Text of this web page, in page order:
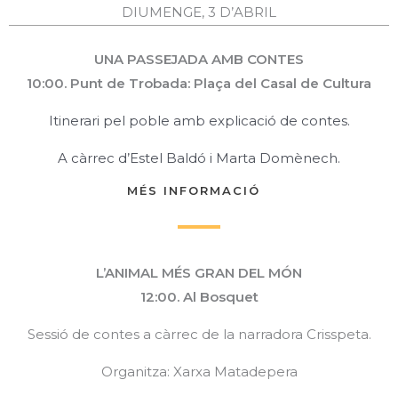
DIUMENGE, 3 D’ABRIL
UNA PASSEJADA AMB CONTES
10:00. Punt de Trobada: Plaça del Casal de Cultura
Itinerari pel poble amb explicació de contes.
A càrrec d’Estel Baldó i Marta Domènech.
MÉS INFORMACIÓ
L’ANIMAL MÉS GRAN DEL MÓN
12:00. Al Bosquet
Sessió de contes a càrrec de la narradora Crisspeta.
Organitza: Xarxa Matadepera